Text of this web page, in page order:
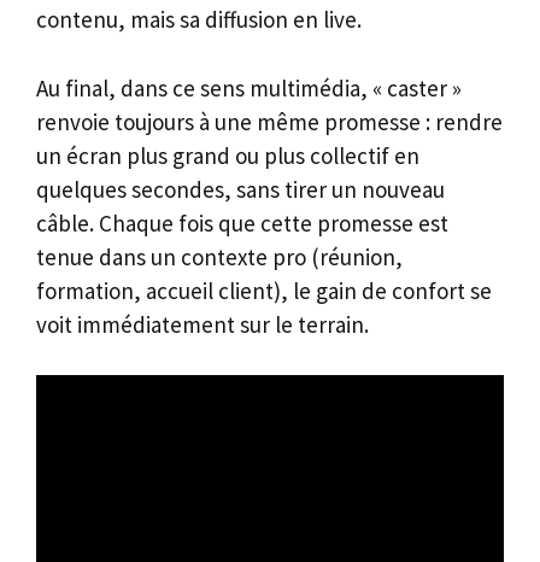
contenu, mais sa diffusion en live.
Au final, dans ce sens multimédia, « caster »
renvoie toujours à une même promesse : rendre
un écran plus grand ou plus collectif en
quelques secondes, sans tirer un nouveau
câble. Chaque fois que cette promesse est
tenue dans un contexte pro (réunion,
formation, accueil client), le gain de confort se
voit immédiatement sur le terrain.